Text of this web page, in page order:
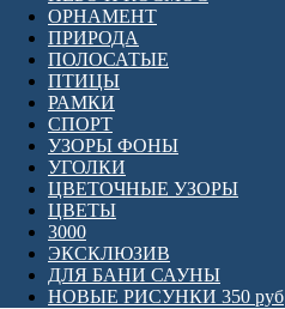
ОРНАМЕНТ
ПРИРОДА
ПОЛОСАТЫЕ
ПТИЦЫ
РАМКИ
СПОРТ
УЗОРЫ ФОНЫ
УГОЛКИ
ЦВЕТОЧНЫЕ УЗОРЫ
ЦВЕТЫ
3000
ЭКСКЛЮЗИВ
ДЛЯ БАНИ САУНЫ
НОВЫЕ РИСУНКИ 350 руб